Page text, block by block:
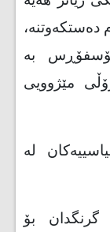
دەستکەوتنە،
بە
مێژوویی
لە
بۆ